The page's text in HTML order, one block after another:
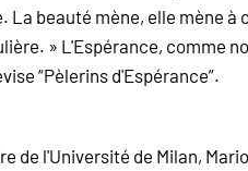
La beauté mène, elle mène
» L'Espérance, comme
“Pèlerins d'Espérance”.
de l'Université de Milan,